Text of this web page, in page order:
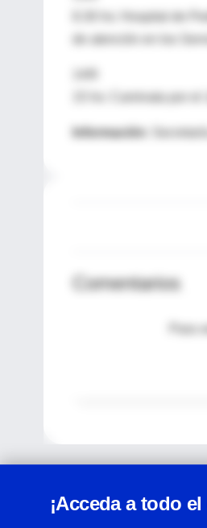
8.30 hs: Hospital de
de atención en los
15 hs: Caminata por
Información
Comentarios
Para
¡Acceda a todo